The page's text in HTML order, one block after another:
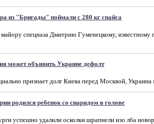
из "Бригады" поймали с 280 кг спайса
спецназа Дмитрию Гуменецкому, известному
может объявить Украине дефолт
признает долг Киева перед Москвой,
родился ребенок со снарядом в голове
успешно удалили осколки шрапнели изо лба